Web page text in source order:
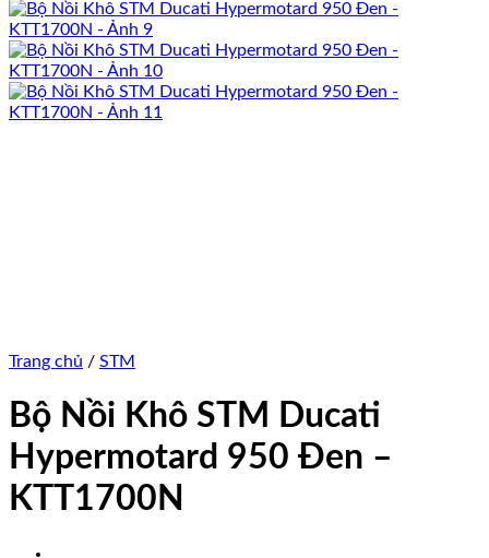
Trang chủ / STM
Bộ Nồi Khô STM Ducati
Hypermotard 950 Đen –
KTT1700N